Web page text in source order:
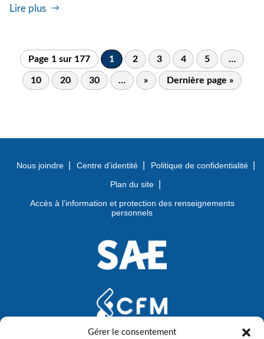
Gérer le consentement
Lire plus
Page 1 sur 177 1 2 3 4 5 …
10 20 30 … » Dernière page »
Nous joindre Centre d’identité
Politique de confidentialité
Plan du site
Accès à l’information et protection des renseignements
personnels